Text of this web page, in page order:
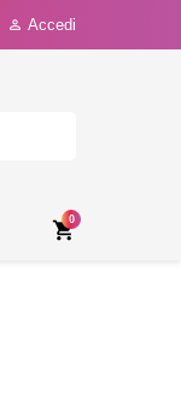
 Accedi

0